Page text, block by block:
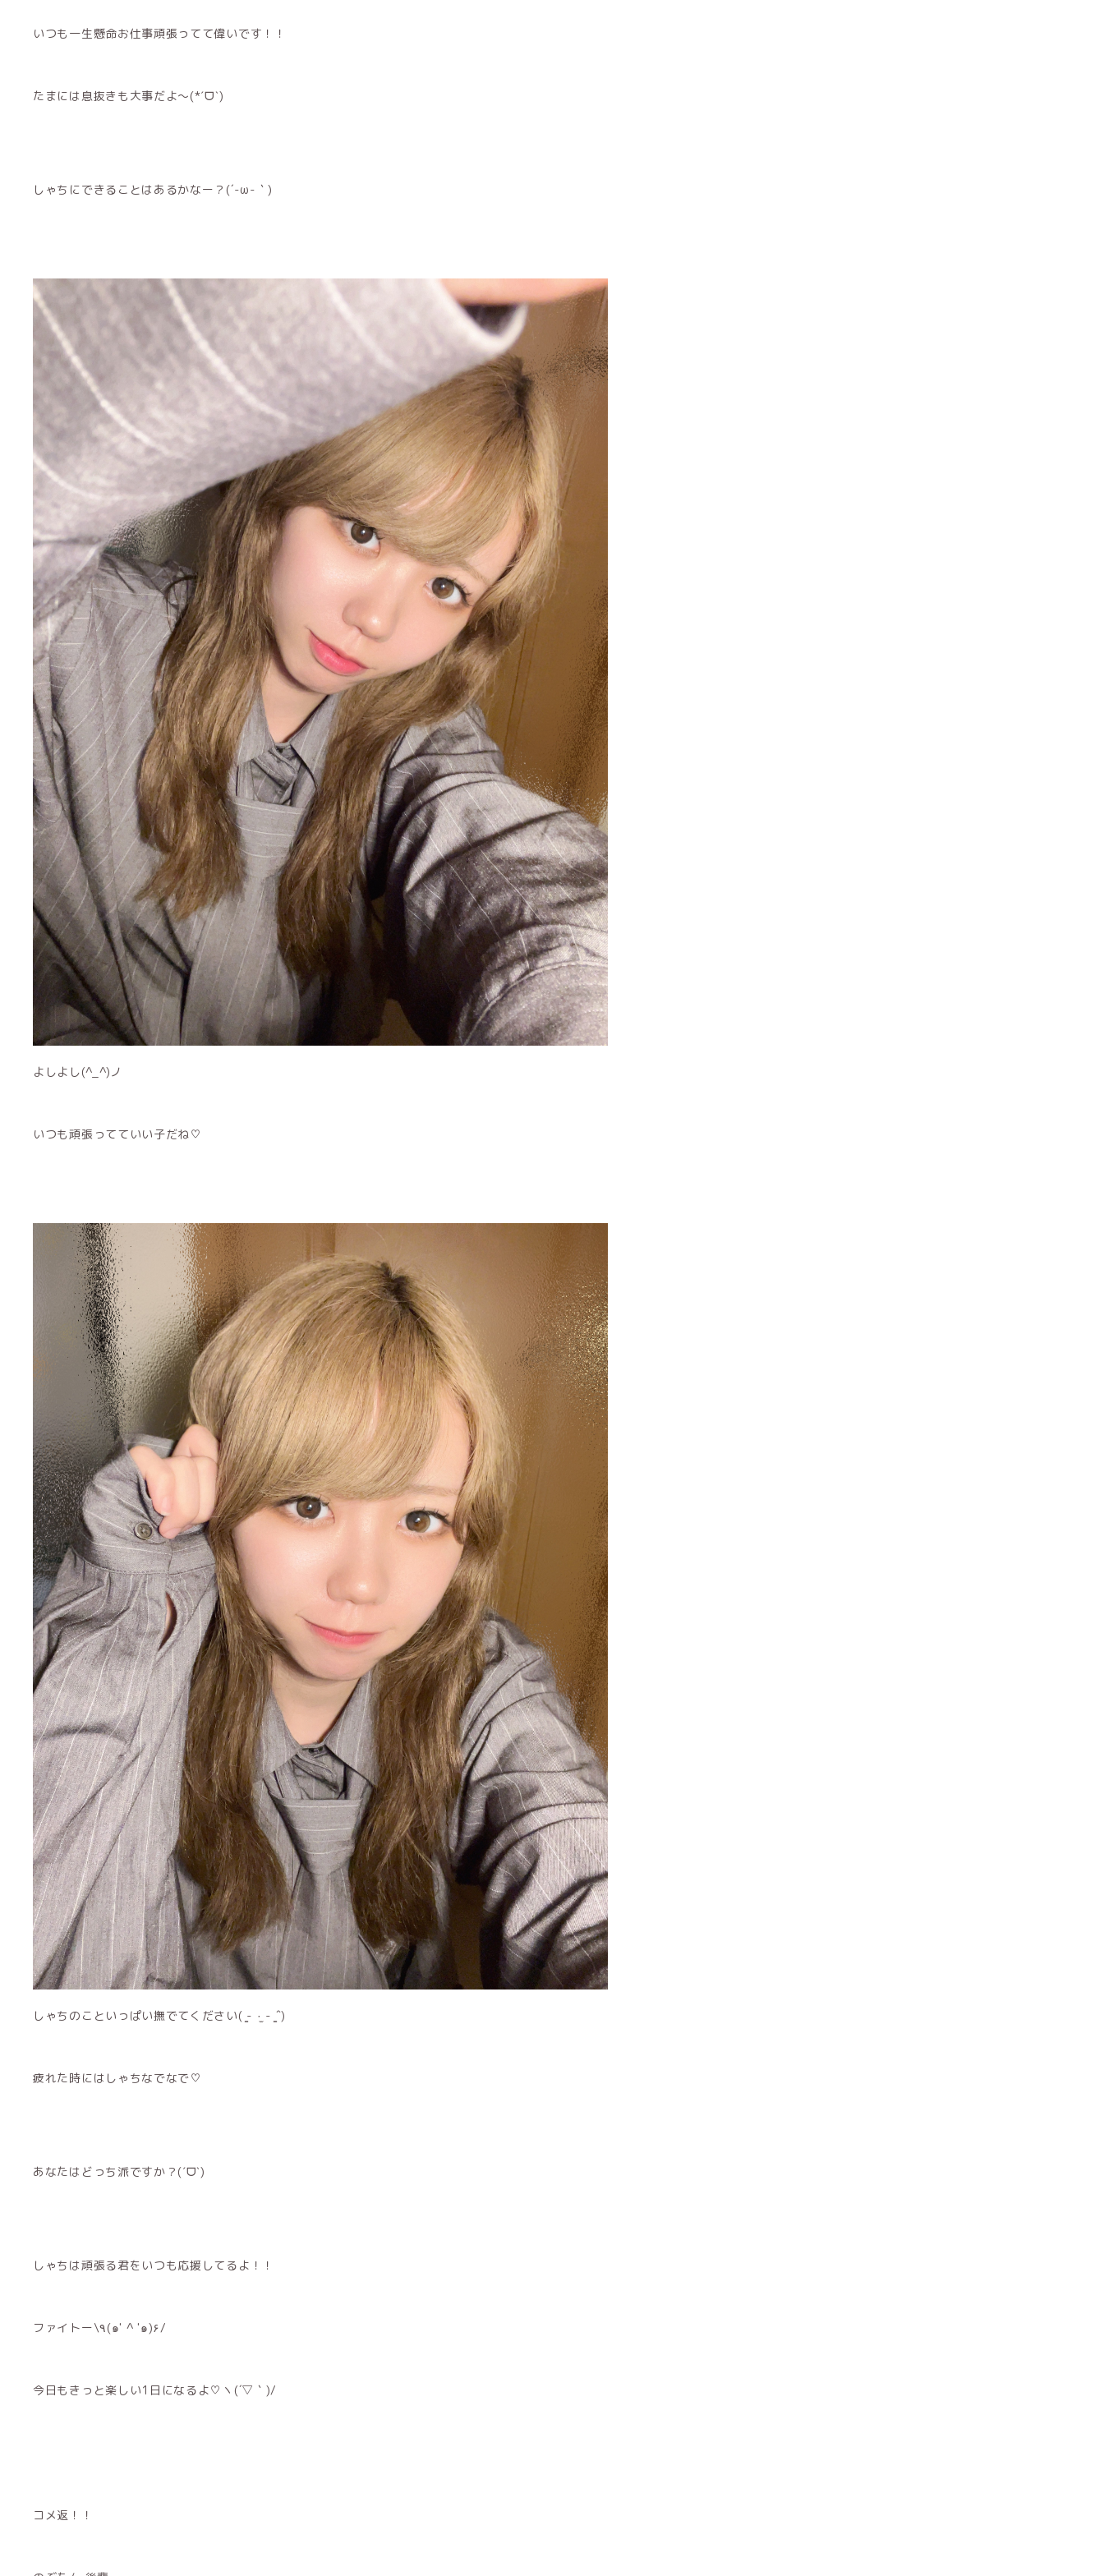
いつも一生懸命お仕事頑張ってて偉いです！！
たまには息抜きも大事だよ〜(*ˊᗜˋ)
しゃちにできることはあるかなー？(´-ω-｀)
よしよし(^_^)ノ
いつも頑張ってていい子だね♡
しゃちのこといっぱい撫でてください( ̳- ·̫ - ̳ˆ)
疲れた時にはしゃちなでなで♡
あなたはどっち派ですか？(ˊᗜˋ)
しゃちは頑張る君をいつも応援してるよ！！
ファイトー\٩(๑' ^ '๑)۶/
今日もきっと楽しい1日になるよ♡ヽ(´▽｀)/
コメ返！！